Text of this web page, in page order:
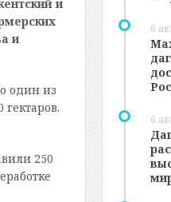
и
и
один из
250
6
6